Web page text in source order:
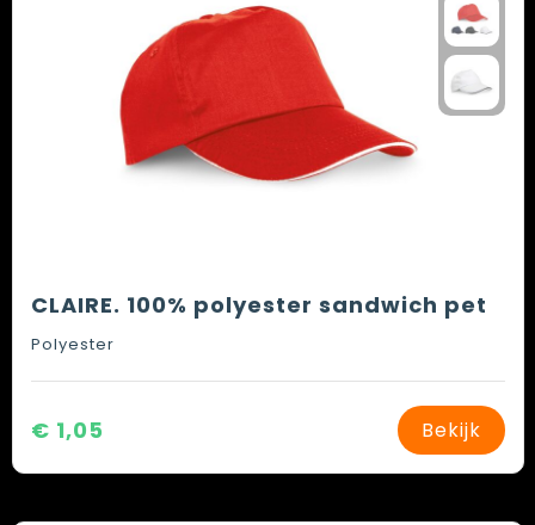
CLAIRE. 100% polyester sandwich pet
Polyester
€ 1,05 Bekijk